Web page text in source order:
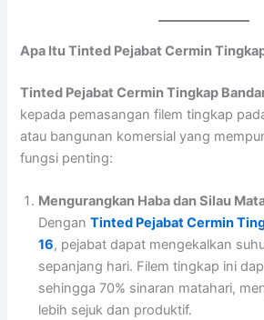
Apa Itu Tinted Pejabat Cermin
Tinted Pejabat Cermin Tingkap
kepada pemasangan filem tingkap
atau bangunan komersial yang
fungsi penting:
Mengurangkan Haba dan Silau
DenganTinted Pejabat Cermin
16, pejabat dapat mengekalkan
sepanjang hari. Filem tingkap ini
sehingga 70% sinaran matahari,
lebih sejuk dan produktif.